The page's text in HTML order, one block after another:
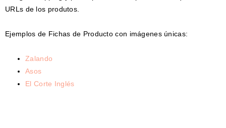
URLs de los produtos.
Ejemplos de Fichas de Producto con imágenes únicas:
Zalando
Asos
El Corte Inglés